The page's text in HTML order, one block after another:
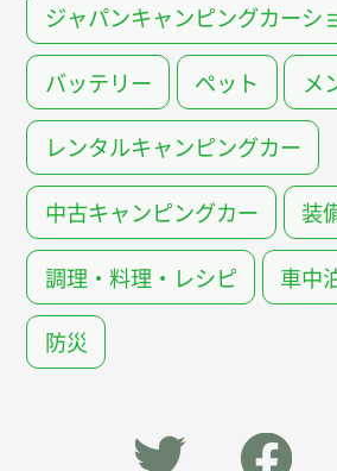
ジャパンキャンピングカーシ
バッテリー ペット メ
レンタルキャンピングカー
中古キャンピングカー 装
調理・料理・レシピ 車中
防災